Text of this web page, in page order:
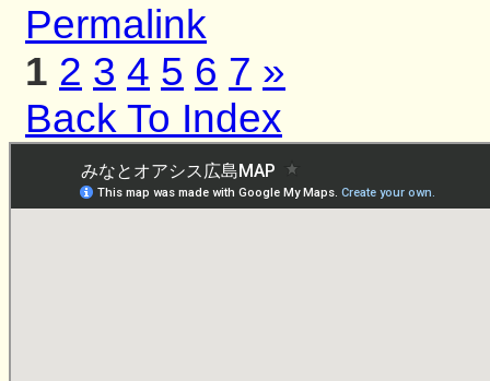
Permalink
1 2 3 4 5 6 7 »
Back To Index